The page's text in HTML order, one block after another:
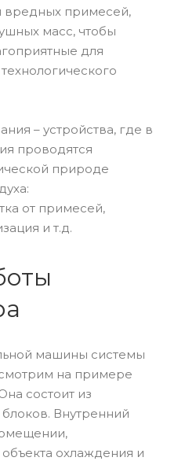
вредных примесей,
масс, чтобы
для
– устройства, где в
проводятся
природе
от примесей,
и т.д.
машины системы
на примере
состоит из
Внутренний
охлаждения и